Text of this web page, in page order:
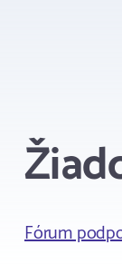
Fórum